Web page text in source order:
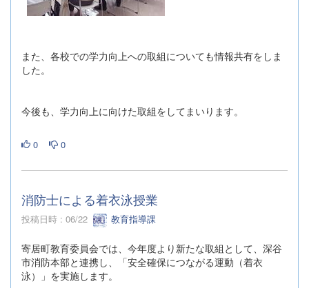
また、各校での学力向上への取組についても情報共有をしま
した。
今後も、学力向上に向けた取組をしてまいります。
0 0
消防士による着衣泳授業
投稿日時 : 06/22 教育指導課
寄居町教育委員会では、今年度より新たな取組として、深谷
市消防本部と連携し、「安全確保につながる運動（着衣
泳）」を実施します。